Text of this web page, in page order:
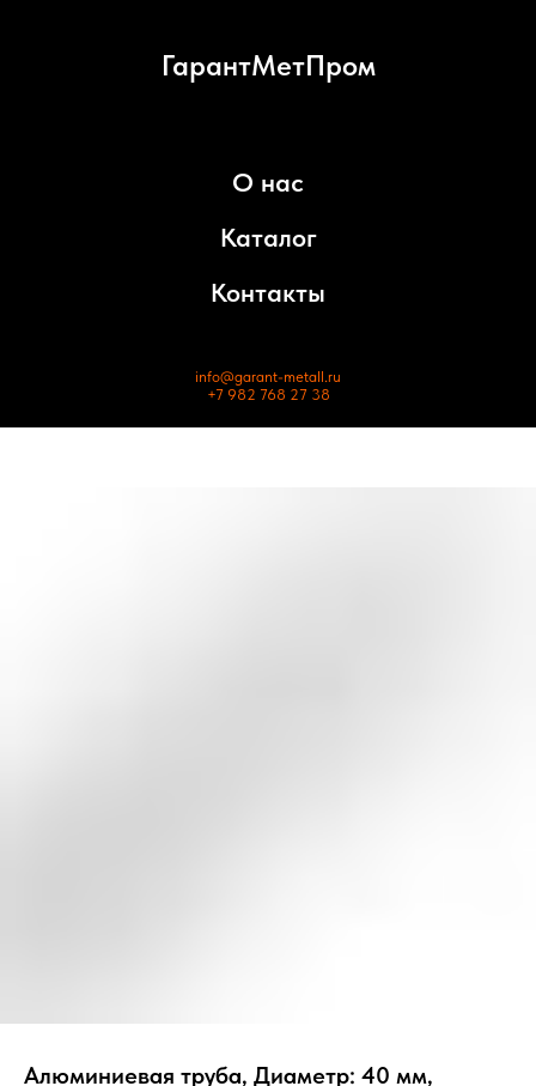
ГарантМетПром
О нас
Каталог
Контакты
info@garant-metall.ru
+7 982 768 27 38
Алюминиевая труба, Диаметр: 40 мм,